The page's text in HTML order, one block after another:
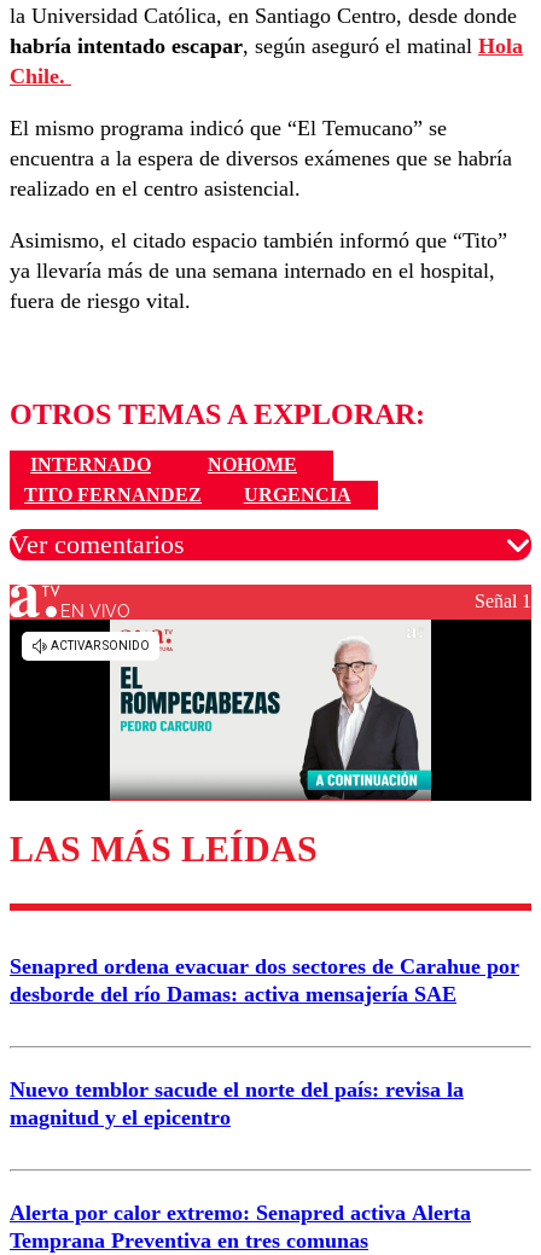
la Universidad Católica, en Santiago Centro, desde donde
habría intentado escapar, según aseguró el matinal Hola
Chile.
El mismo programa indicó que “El Temucano” se
encuentra a la espera de diversos exámenes que se habría
realizado en el centro asistencial.
Asimismo, el citado espacio también informó que “Tito”
ya llevaría más de una semana internado en el hospital,
fuera de riesgo vital.
OTROS TEMAS A EXPLORAR:
INTERNADO
NOHOME
TITO FERNANDEZ
URGENCIA
Ver comentarios
Los comentarios son moderados para garantizar un
diálogo respetuoso.
Enviar comentario
EN VIVO Señal 1
LAS MÁS LEÍDAS
Senapred ordena evacuar dos sectores de Carahue por
desborde del río Damas: activa mensajería SAE
Nuevo temblor sacude el norte del país: revisa la
magnitud y el epicentro
Alerta por calor extremo: Senapred activa Alerta
Temprana Preventiva en tres comunas